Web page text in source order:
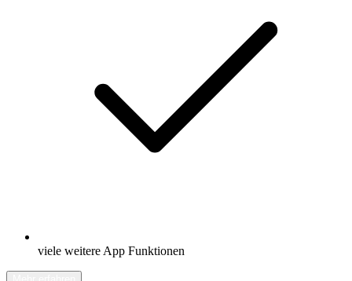
viele weitere App Funktionen